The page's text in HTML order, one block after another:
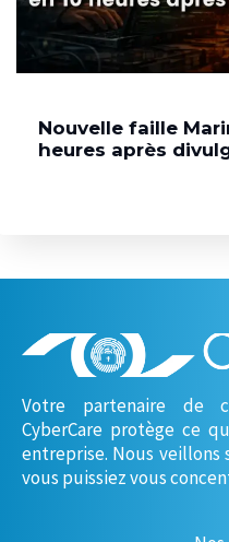
Nouvelle faille
heures après
Votre partenaire de
CyberCare protège ce
entreprise. Nous veillons
vous puissiez vous